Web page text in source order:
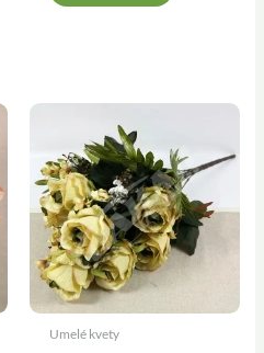
Umelé kvety